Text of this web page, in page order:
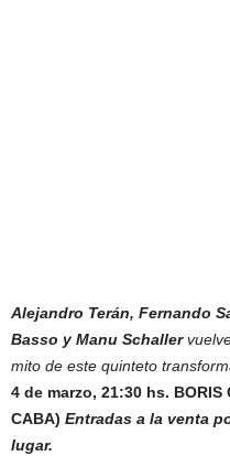
Alejandro Terán, Fernando
Basso y Manu Schaller
mito de este quinteto
4 de marzo, 21:30 hs. BORIS
CABA) Entradas a la venta
lugar.